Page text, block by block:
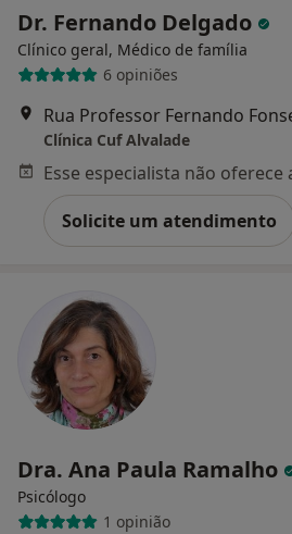
Dr. Fernando Delgado
Clínico geral, Médico de família
6 opiniões
Rua Professor Fernando
Clínica Cuf Alvalade
Solicite um atendimento
Dra. Ana Paula Ramalho
Psicólogo
1 opinião